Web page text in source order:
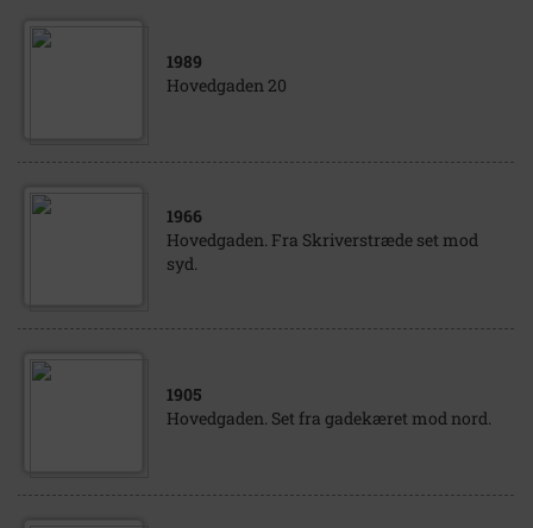
1989
Hovedgaden 20
1966
Hovedgaden. Fra Skriverstræde set mod
syd.
1905
Hovedgaden. Set fra gadekæret mod nord.